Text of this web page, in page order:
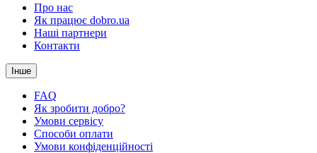
Про нас
Як працює dobro.ua
Наші партнери
Контакти
Інше
FAQ
Як зробити добро?
Умови сервісу
Способи оплати
Умови конфіденційності